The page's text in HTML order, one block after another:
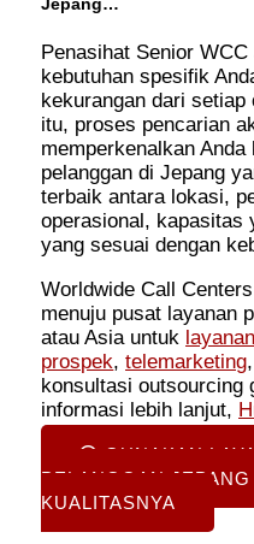
Penasihat Senior
kebutuhan spesifik
kekurangan dari
itu, proses pencarian
memperkenalkan
pelanggan di Jepang
terbaik antara lokasi,
operasional, kapasitas
yang sesuai dengan
Worldwide Call
menuju pusat layanan
atau Asia untuk
prospek,telemarketing
konsultasi outsourcing
informasi lebih lanjut,
GUNAKAN
PELANGGAN
KUALITASNYA